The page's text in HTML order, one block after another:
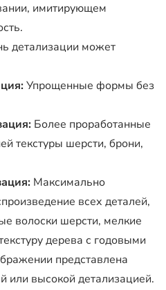
имитирующем
детализации может
Упрощенные формы без
Более проработанные
текстуры шерсти, брони,
Максимально
всех деталей,
волоски шерсти, мелкие
дерева с годовыми
представлена
или высокой детализацией.